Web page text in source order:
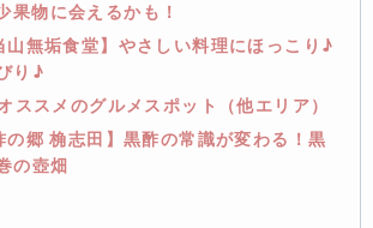
果物に会えるかも！
無垢食堂】やさしい料理にほっこり♪
り♪
ススメのグルメスポット（他エリア）
郷 桷志田】黒酢の常識が変わる！黒
の壺畑